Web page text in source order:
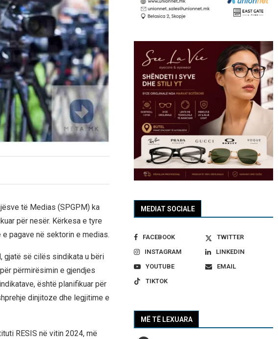
të Medias (SPGPM) ka
për nesër. Kërkesa e tyre
pagave në sektorin e medias.
gjatë së cilës sindikata u bëri
përmirësimin e gjendjes
është planifikuar për
dinjitoze dhe legjitime e
RESIS në vitin 2024, më
MEDIAT SOCIALE
FACEBOOK
TWITTER
INSTAGRAM
LINKEDIN
YOUTUBE
EMAIL
TIKTOK
MË TË LEXUARA